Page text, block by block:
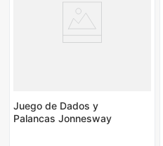
Juego de Dados y
Palancas Jonnesway